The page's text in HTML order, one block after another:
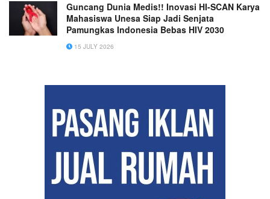
website )
Guncang Dunia Medis!! Inovasi HI-SCAN Karya
Mahasiswa Unesa Siap Jadi Senjata
Pamungkas Indonesia Bebas HIV 2030
15 JULY 2026